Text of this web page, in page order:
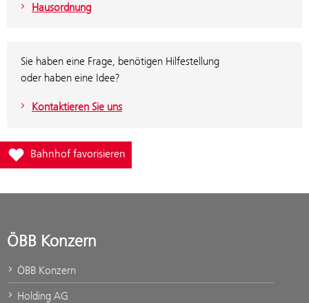
Hausordnung
Sie haben eine Frage, benötigen Hilfestellung
oder haben eine Idee?
Kontaktieren Sie uns
Füge Bahnhof Bad Waltersdorf zur Favoritenliste hinzu
Bahnhof favorisieren
ÖBB Konzern
ÖBB Konzern
Holding AG